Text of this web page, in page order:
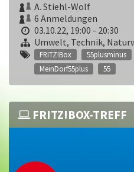
A. Stiehl-Wolf
6 Anmeldungen
03.10.22, 19:00 - 20:30
Umwelt, Technik,
FRITZ!Box 55plusminus
MeinDorf55plus
55
FRITZ!BOX-TREFF